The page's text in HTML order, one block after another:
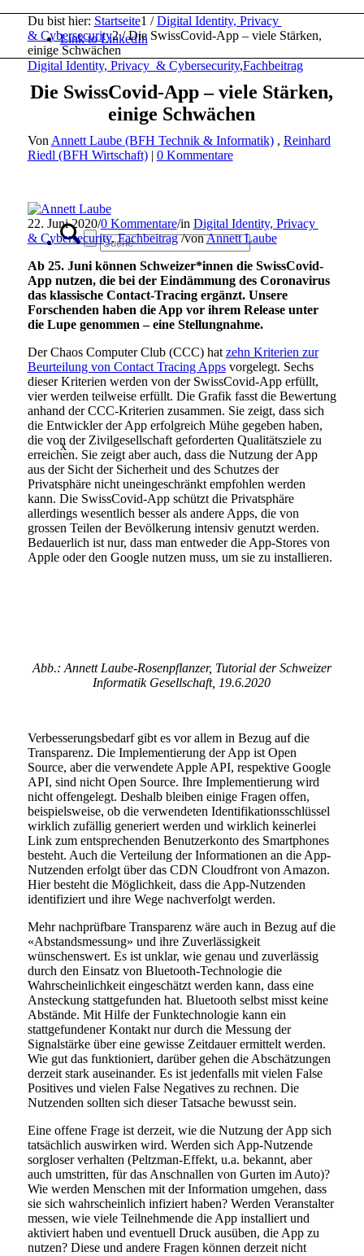
Link to LinkedIn
x
Du bist hier: Startseite1 / Digital Identity, Privacy
& Cybersecurity2 / Die SwissCovid-App – viele Stärken,
einige Schwächen
Digital Identity, Privacy & Cybersecurity,Fachbeitrag
Die SwissCovid-App – viele Stärken,
einige Schwächen
Von Annett Laube (BFH Technik & Informatik) , Reinhard
Riedl (BFH Wirtschaft) | 0 Kommentare
22. Juni 2020/0 Kommentare/in Digital Identity, Privacy
& Cybersecurity,Fachbeitrag /vonAnnett Laube
Ab 25. Juni können Schweizer*innen die SwissCovid-
App nutzen, die bei der Eindämmung des Coronavirus
das klassische Contact-Tracing ergänzt. Unsere
Forschenden haben die App vor ihrem Release unter
die Lupe genommen – eine Stellungnahme.
Der Chaos Computer Club (CCC) hat zehn Kriterien zur
Beurteilung von Contact Tracing Appsvorgelegt. Sechs
dieser Kriterien werden von der SwissCovid-App erfüllt,
vier werden teilweise erfüllt. Die Grafik fasst die Bewertung
anhand der CCC-Kriterien zusammen. Sie zeigt, dass sich
die Entwickler der App erfolgreich Mühe gegeben haben,
die von der Zivilgesellschaft geforderten Qualitätsziele zu
erreichen. Sie zeigt aber auch, dass die Nutzung der App
aus der Sicht der Sicherheit und des Schutzes der
Privatsphäre nicht uneingeschränkt empfohlen werden
kann. Die SwissCovid-App schützt die Privatsphäre
allerdings wesentlich besser als andere Apps, die von
grossen Teilen der Bevölkerung intensiv genutzt werden.
Bedauerlich ist nur, dass man entweder die App-Stores von
Apple oder den Google nutzen muss, um sie zu installieren.
Abb.: Annett Laube-Rosenpflanzer, Tutorial der Schweizer
Informatik Gesellschaft, 19.6.2020
Verbesserungsbedarf gibt es vor allem in Bezug auf die
Transparenz. Die Implementierung der App ist Open
Source, aber die verwendete Apple API, respektive Google
API, sind nicht Open Source. Ihre Implementierung wird
nicht offengelegt. Deshalb bleiben einige Fragen offen,
beispielsweise, ob die verwendeten Identifikationsschlüssel
wirklich zufällig generiert werden und wirklich keinerlei
Link zum entsprechenden Benutzerkonto des Smartphones
besteht. Auch die Verteilung der Informationen an die App-
Nutzenden erfolgt über das CDN Cloudfront von Amazon.
Hier besteht die Möglichkeit, dass die App-Nutzenden
identifiziert und ihre Wege nachverfolgt werden.
Mehr nachprüfbare Transparenz wäre auch in Bezug auf die
«Abstandsmessung» und ihre Zuverlässigkeit
wünschenswert. Es ist unklar, wie genau und zuverlässig
durch den Einsatz von Bluetooth-Technologie die
Wahrscheinlichkeit eingeschätzt werden kann, dass eine
Ansteckung stattgefunden hat. Bluetooth selbst misst keine
Abstände. Mit Hilfe der Funktechnologie kann ein
stattgefundener Kontakt nur durch die Messung der
Signalstärke über eine gewisse Zeitdauer ermittelt werden.
Wie gut das funktioniert, darüber gehen die Abschätzungen
derzeit stark auseinander. Es ist jedenfalls mit vielen False
Positives und vielen False Negatives zu rechnen. Die
Nutzenden sollten sich dieser Tatsache bewusst sein.
Eine offene Frage ist derzeit, wie die Nutzung der App sich
tatsächlich auswirken wird. Werden sich App-Nutzende
sorgloser verhalten (Peltzman-Effekt, u.a. bekannt, aber
auch umstritten, für das Anschnallen von Gurten im Auto)?
Wie werden Menschen mit der Information umgehen, dass
sie sich wahrscheinlich infiziert haben? Werden Veranstalter
messen, wie viele Teilnehmende die App installiert und
aktiviert haben und eventuell Druck ausüben, die App zu
nutzen? Diese und andere Fragen können derzeit nicht